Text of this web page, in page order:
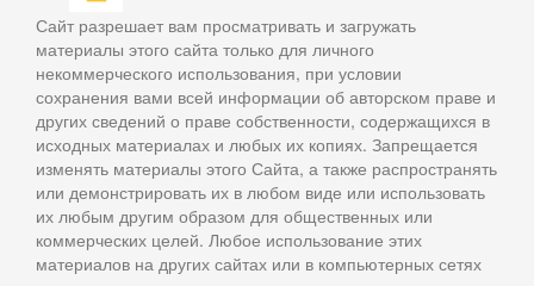
Сайт разрешает вам просматривать и загружать
материалы этого сайта только для личного
некоммерческого использования, при условии
сохранения вами всей информации об авторском праве и
других сведений о праве собственности, содержащихся в
исходных материалах и любых их копиях. Запрещается
изменять материалы этого Сайта, а также распространять
или демонстрировать их в любом виде или использовать
их любым другим образом для общественных или
коммерческих целей. Любое использование этих
материалов на других сайтах или в компьютерных сетях